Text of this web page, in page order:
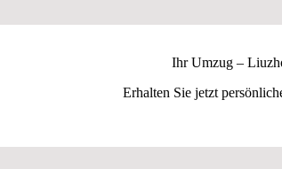
Ihr Umzug –
Erhalten Sie jetzt